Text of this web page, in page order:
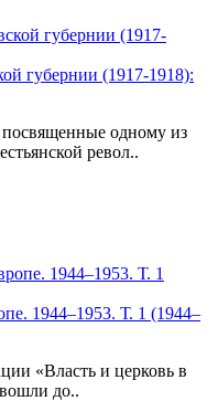
губернии (1917-1918):
одному из
револ..
1944–1953. Т. 1 (1944–
«Власть и церковь в
до..